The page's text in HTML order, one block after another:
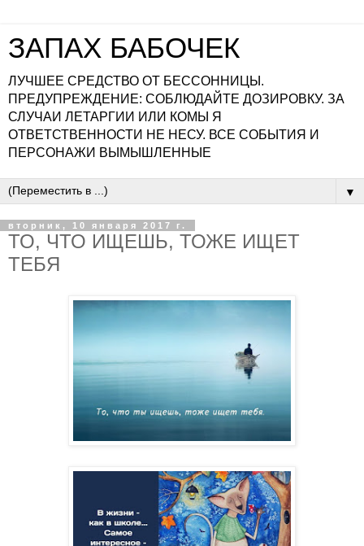
ЗАПАХ БАБОЧЕК
ЛУЧШЕЕ СРЕДСТВО ОТ БЕССОННИЦЫ.
ПРЕДУПРЕЖДЕНИЕ: СОБЛЮДАЙТЕ ДОЗИРОВКУ. ЗА
СЛУЧАИ ЛЕТАРГИИ ИЛИ КОМЫ Я
ОТВЕТСТВЕННОСТИ НЕ НЕСУ. ВСЕ СОБЫТИЯ И
ПЕРСОНАЖИ ВЫМЫШЛЕННЫЕ
▼
вторник, 10 января 2017 г.
ТО, ЧТО ИЩЕШЬ, ТОЖЕ ИЩЕТ
ТЕБЯ